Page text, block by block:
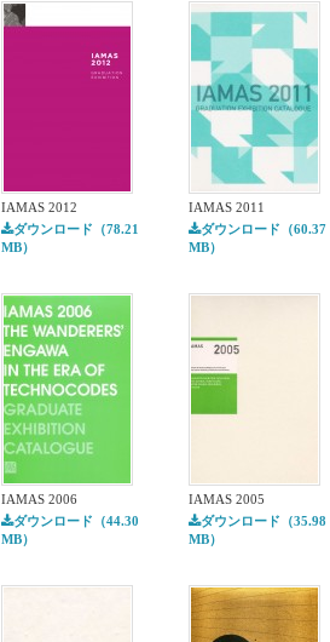
IAMAS 2012
ダウンロード（78.21
MB）
IAMAS 2011
ダウンロード（60.37
MB）
IAMAS 2006
ダウンロード（44.30
MB）
IAMAS 2005
ダウンロード（35.98
MB）